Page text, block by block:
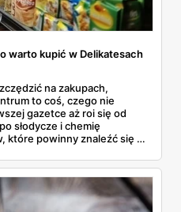
warto kupić w Delikatesach
na zakupach,
to coś, czego nie
gazetce aż roi się od
słodycze i chemię
które powinny znaleźć się w